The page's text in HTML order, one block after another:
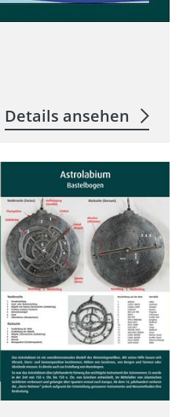
Details ansehen